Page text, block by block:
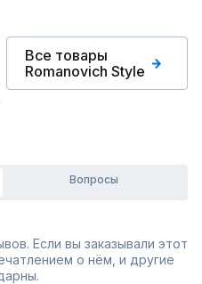
Все товары
Romanovich Style
Вопросы
Если вы заказывали этот
о нём, и другие